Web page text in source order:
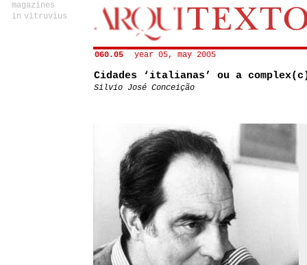
magazines
in vitruvius
060.05 year 05, may 2005
Cidades ‘italianas’ ou a
Silvio José Conceição